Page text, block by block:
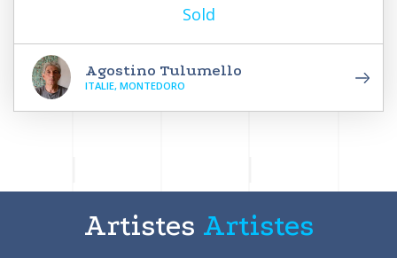
Sold
Agostino Tulumello
ITALIE, MONTEDORO
Artistes Artistes